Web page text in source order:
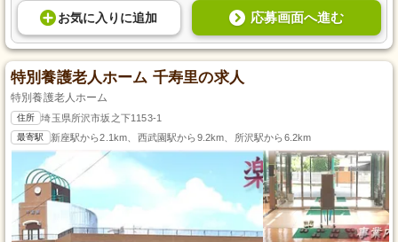
お気に入り に追加 応募画面へ進む
特別養護老人ホーム 千寿里の求人
特別養護老人ホーム
住所 埼玉県所沢市坂之下1153-1
最寄駅 新座駅から2.1km、西武園駅から9.2km、所沢駅から6.2km